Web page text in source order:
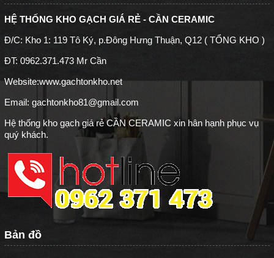
HỆ THỐNG KHO GẠCH GIÁ RẺ - CẦN CERAMIC
Đ/C: Kho 1: 119 Tô Ký, p.Đông Hưng Thuận, Q12 ( TỔNG KHO )
ĐT: 0962.371.473 Mr Cần
Website:www.gachtonkho.net
Email: gachtonkho81@gmail.com
Hệ thống kho gạch giá rẻ CẦN CERAMIC xin hân hạnh phục vụ
quý khách.
Bản đồ